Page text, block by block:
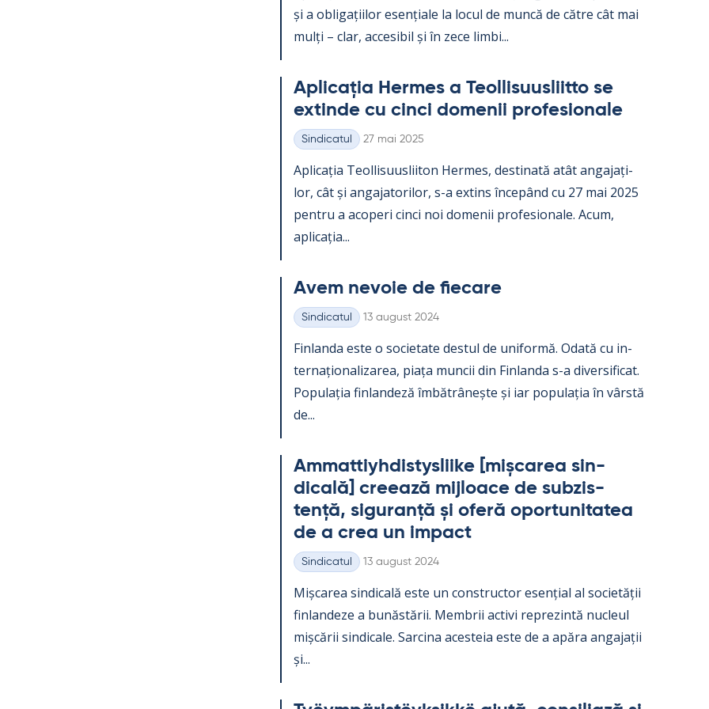
și a obli­gații­lor esențiale la locul de muncă de către cât mai
mulți – clar, acce­si­bil și în zece limbi...
Aplicația Her­mes a Teol­li­suus­liitto se
ex­tinde cu cinci do­me­nii pro­fe­sio­nale
Categorii
Sindicatul Kirjoitettu
27 mai 2025
Aplicația Teol­li­suus­lii­ton Her­mes, des­ti­nată atât an­ga­jați­
lor, cât și an­ga­ja­to­ri­lor, s-a ex­tins începând cu 27 mai 2025
pentru a aco­peri cinci noi do­me­nii pro­fe­sio­nale. Acum,
aplicația...
Avem ne­voie de fiecare
Categorii
Sindicatul Kirjoitettu
13 august 2024
Fin­landa este o socie­tate des­tul de uni­formă. Odată cu in­
ter­națio­na­liza­rea, piața muncii din Fin­landa s-a di­ver­si­ficat.
Po­pu­lația fin­lan­deză îmbătrâ­nește și iar po­pu­lația în vârstă
de...
Am­mat­tiyh­dis­tys­liike [mișca­rea sin­
dicală] cree­ază mij­loace de subzis­
tență, si­gu­ranță și oferă opor­tu­ni­ta­tea
de a crea un im­pact
Categorii
Sindicatul Kirjoitettu
13 august 2024
Mișca­rea sin­dicală este un con­struc­tor esențial al societății
fin­lan­deze a bunăstă­rii. Mem­brii ac­tivi reprezintă nucleul
mișcă­rii sin­dicale. Sarcina aces­teia este de a apăra an­ga­jații
și...